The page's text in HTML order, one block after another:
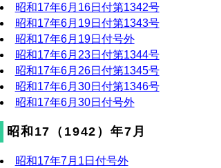
昭和17年6月16日付第1342号
昭和17年6月19日付第1343号
昭和17年6月19日付号外
昭和17年6月23日付第1344号
昭和17年6月26日付第1345号
昭和17年6月30日付第1346号
昭和17年6月30日付号外
昭和17（1942）年7月
昭和17年7月1日付号外